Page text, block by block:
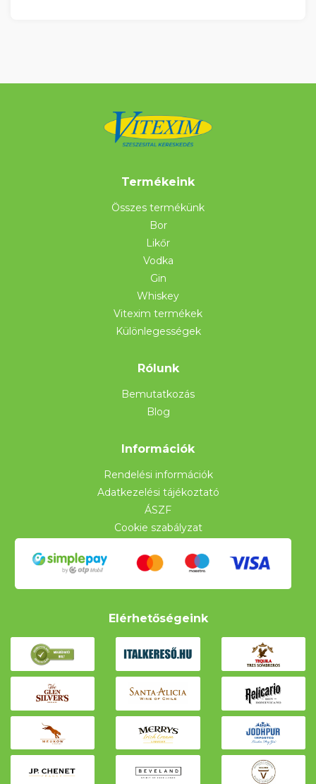
Termékeink
Összes termékünk
Bor
Likőr
Vodka
Gin
Whiskey
Vitexim termékek
Különlegességek
Rólunk
Bemutatkozás
Blog
Információk
Rendelési információk
Adatkezelési tájékoztató
ÁSZF
Cookie szabályzat
Elérhetőségeink